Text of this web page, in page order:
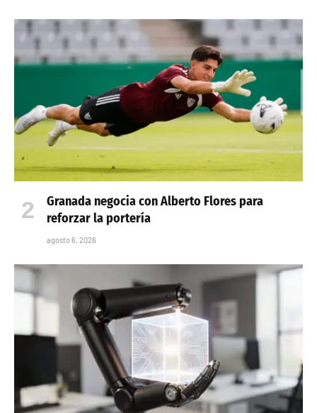
Granada negocia con Alberto Flores para
reforzar la portería
agosto 6, 2026